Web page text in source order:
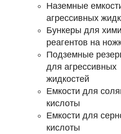
Наземные
агрессивных
Бункеры для
реагентов на
Подземные
для агрессивных
жидкостей
Емкости для
кислоты
Емкости для
кислоты